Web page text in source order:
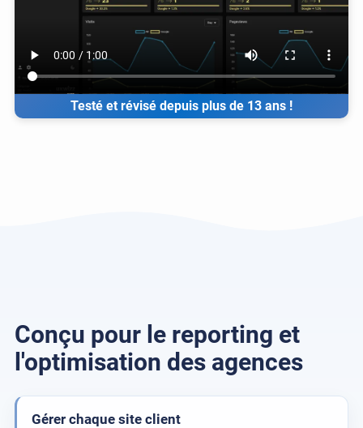
Testé et révisé depuis plus de 13 ans !
Conçu pour le reporting et
l'optimisation des agences
Gérer chaque site client